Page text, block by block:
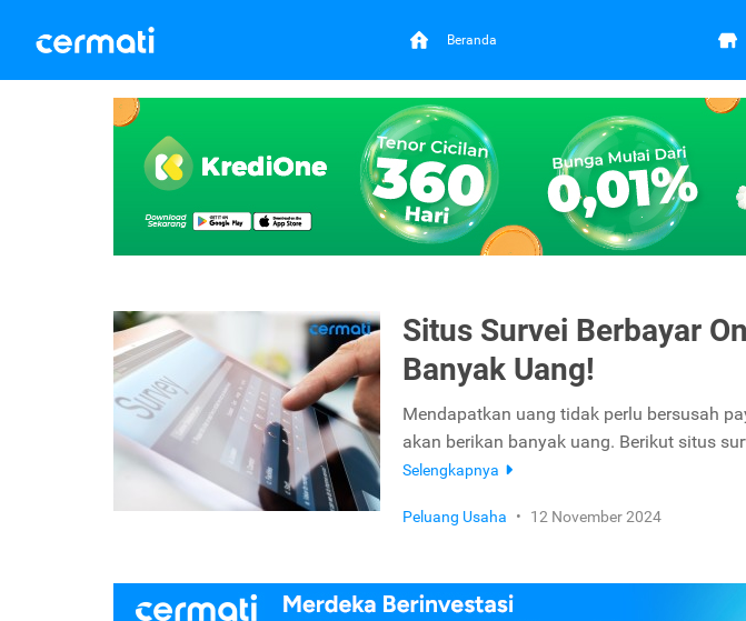
Beranda
Situs Survei Berbayar
Banyak Uang!
Mendapatkan uang tidak perlu bersusah
akan berikan banyak uang. Berikut situs
Selengkapnya
Peluang Usaha • 12 November 2024